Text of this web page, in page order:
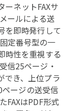
ネットFAXサ
ールによる送
を即時発行して
定番号型の一
時性を重視する
信25ページ・
でき、上位プラ
ージの送受信
FAXはPDF形式